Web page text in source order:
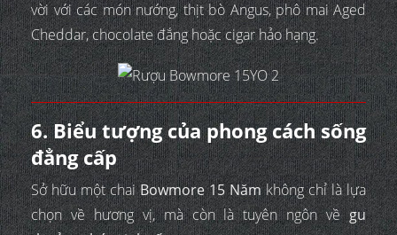
vời với các món nướng, thịt bò Angus, phô mai Aged
Cheddar, chocolate đắng hoặc cigar hảo hạng.
6. Biểu tượng của phong cách sống
đẳng cấp
Sở hữu một chaiBowmore 15 Nămkhông chỉ là lựa
chọn về hương vị, mà còn là tuyên ngôn vềgu